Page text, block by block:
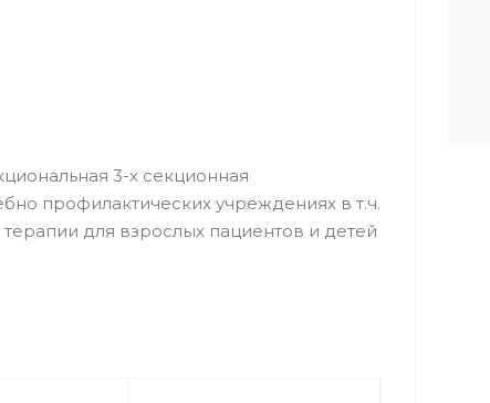
3-х секционная
профилактических учреждениях в т.ч.
для взрослых пациентов и детей